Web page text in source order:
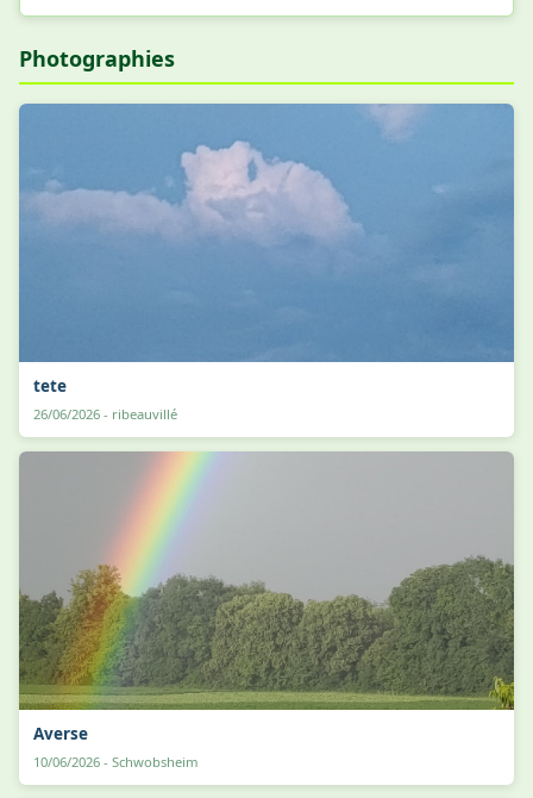
Photographies
tete
26/06/2026 - ribeauvillé
Averse
10/06/2026 - Schwobsheim